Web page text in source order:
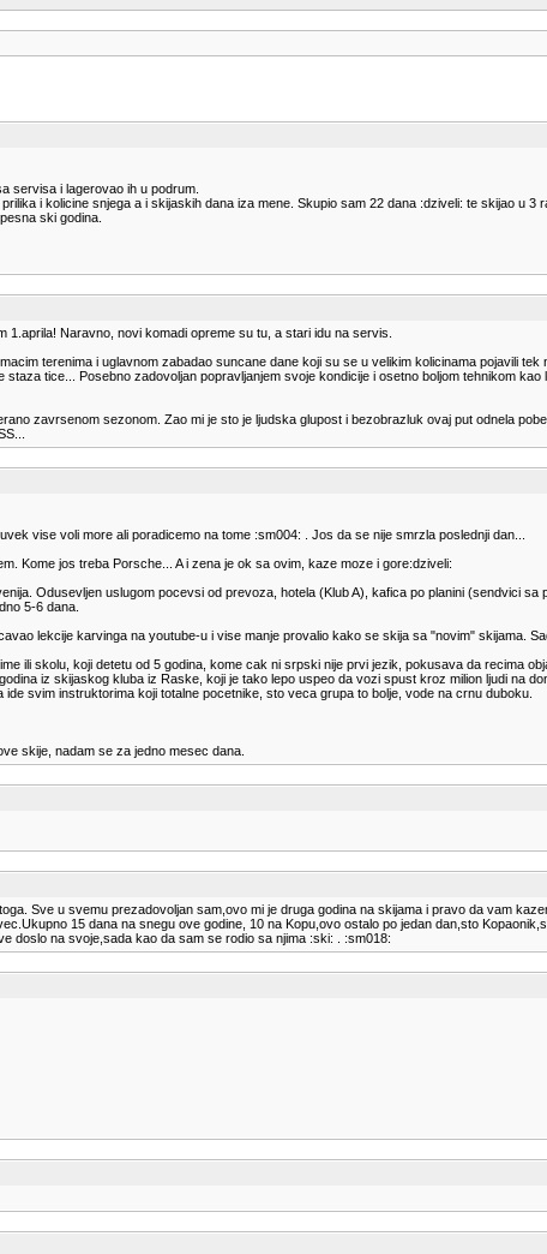
servisa i lagerovao ih u podrum.
i kolicine snjega a i skijaskih dana iza mene. Skupio sam 22 dana :dziveli: te skijao u 3
ski godina.
Naravno, novi komadi opreme su tu, a stari idu na servis.
terenima i uglavnom zabadao suncane dane koji su se u velikim kolicinama pojavili
tice... Posebno zadovoljan popravljanjem svoje kondicije i osetno boljom tehnikom
zavrsenom sezonom. Zao mi je sto je ljudska glupost i bezobrazluk ovaj put odnela
vise voli more ali poradicemo na tome :sm004: . Jos da se nije smrzla poslednji dan...
Kome jos treba Porsche... A i zena je ok sa ovim, kaze moze i gore:dziveli:
Odusevljen uslugom pocevsi od prevoza, hotela (Klub A), kafica po planini (sendvici
5-6 dana.
lekcije karvinga na youtube-u i vise manje provalio kako se skija sa "novim" skijama.
ili skolu, koji detetu od 5 godina, kome cak ni srpski nije prvi jezik, pokusava da recima
iz skijaskog kluba iz Raske, koji je tako lepo uspeo da vozi spust kroz milion ljudi na
svim instruktorima koji totalne pocetnike, sto veca grupa to bolje, vode na crnu duboku.
skije, nadam se za jedno mesec dana.
Sve u svemu prezadovoljan sam,ovo mi je druga godina na skijama i pravo da vam
15 dana na snegu ove godine, 10 na Kopu,ovo ostalo po jedan dan,sto
doslo na svoje,sada kao da sam se rodio sa njima :ski: . :sm018: